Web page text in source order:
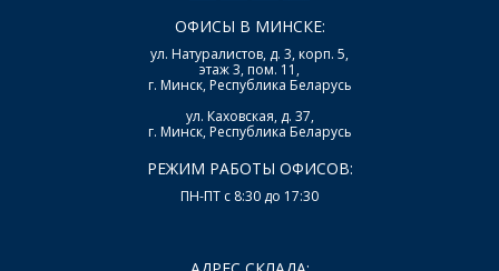
ОФИСЫ В МИНСКЕ:
ул. Натуралистов, д. 3, корп. 5,
этаж 3, пом. 11,
г. Минск, Республика Беларусь
ул. Каховская, д. 37,
г. Минск, Республика Беларусь
РЕЖИМ РАБОТЫ ОФИСОВ:
ПН-ПТ с 8:30 до 17:30